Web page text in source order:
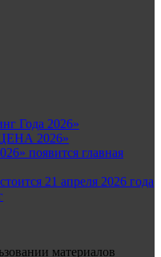
Года 2026»
2026»
появится главная
21 апреля 2026 года
материалов